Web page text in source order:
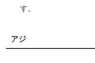
す。
アジ